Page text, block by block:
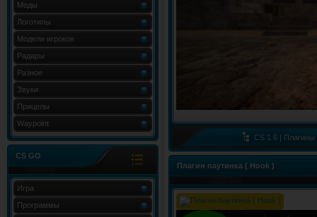
Моды
Логотипы
Модели игроков
Радары
Разное
Звуки
Прицелы
Waypoint
CS GO
Игра
Программы
CS 1.6 | Плагины
Плагин паутинка ( Hook )